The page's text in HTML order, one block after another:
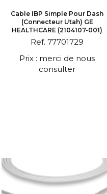
Cable IBP Simple Pour Dash
(connecteur Utah) GE
HEALTHCARE (2104107-001)
Ref. 77701729
Prix : merci de nous
consulter